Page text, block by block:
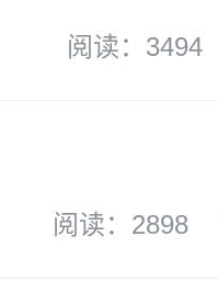
阅读：3494
阅读：2898